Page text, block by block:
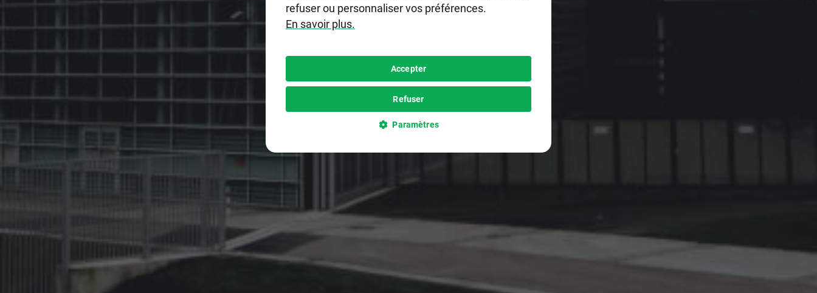
refuser ou personnaliser vos préférences.
En savoir plus.
Accepter
Refuser
Paramètres